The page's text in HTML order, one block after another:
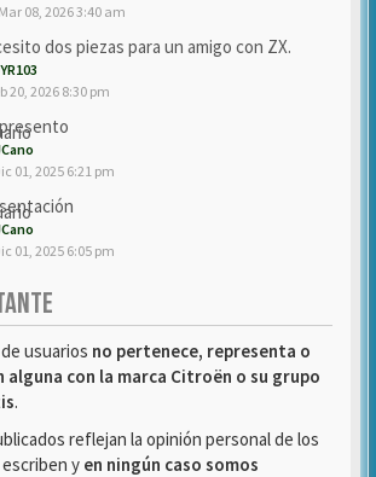
08, 2026 3:40 am
dos piezas para un amigo con ZX.
20, 2026 8:30 pm
01, 2025 6:21 pm
01, 2025 6:05 pm
usuarios no pertenece, representa o
alguna con la marca Citroën o su grupo
.
reflejan la opinión personal de los
y en ningún caso somos